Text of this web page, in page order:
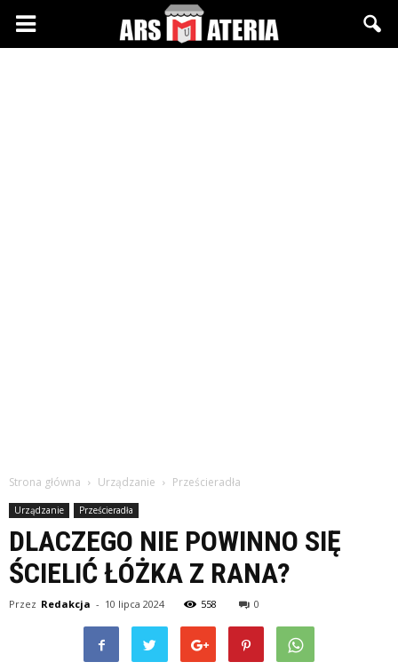
Arsmateria.pl
Strona główna Urządzanie Prześcieradła
Urządzanie Prześcieradła
DLACZEGO NIE POWINNO SIĘ
ŚCIELIĆ ŁÓŻKA Z RANA?
Przez Redakcja - 10 lipca 2024 558 0